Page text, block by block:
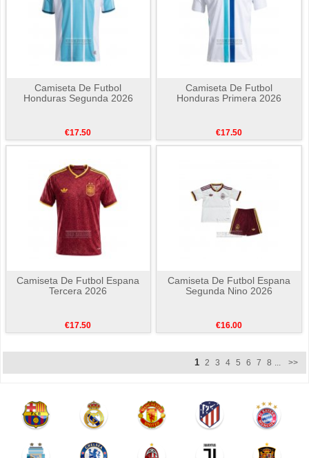
Camiseta De Futbol
Honduras Segunda 2026
€17.50
Camiseta De Futbol
Honduras Primera 2026
€17.50
Camiseta De Futbol Espana
Tercera 2026
€17.50
Camiseta De Futbol Espana
Segunda Nino 2026
€16.00
1 2 3 4 5 6 7 8 >>